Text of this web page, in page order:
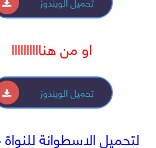
او من هناااااااااا
تحميل الويندوز
لتحميل الاسطوانة للنواة 64 بت